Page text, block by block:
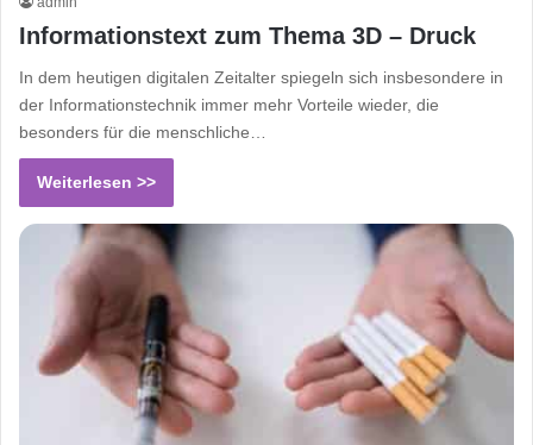
Informationstext zum Thema 3D – Druck
In dem heutigen digitalen Zeitalter spiegeln sich insbesondere in
der Informationstechnik immer mehr Vorteile wieder, die
besonders für die menschliche…
Weiterlesen >>